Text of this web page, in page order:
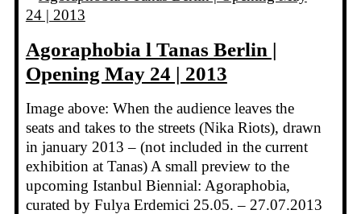
Agoraphobia l Tanas Berlin |
Opening May 24 | 2013
Image above: When the audience leaves the
seats and takes to the streets (Nika Riots), drawn
in january 2013 – (not included in the current
exhibition at Tanas) A small preview to the
upcoming Istanbul Biennial: Agoraphobia,
curated by Fulya Erdemici 25.05. – 27.07.2013